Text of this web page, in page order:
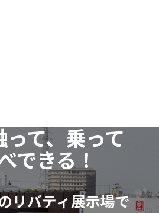
て、乗って
できる！
リバティ展示場で